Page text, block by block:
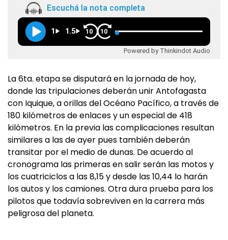
Escuchá la nota completa
1 1.5 10 10
Powered by Thinkindot Audio
La 6ta. etapa se disputará en la jornada de hoy,
donde las tripulaciones deberán unir Antofagasta
con Iquique, a orillas del Océano Pacífico, a través de
180 kilómetros de enlaces y un especial de 418
kilómetros. En la previa las complicaciones resultan
similares a las de ayer pues también deberán
transitar por el medio de dunas. De acuerdo al
cronograma las primeras en salir serán las motos y
los cuatriciclos a las 8,15 y desde las 10,44 lo harán
los autos y los camiones. Otra dura prueba para los
pilotos que todavía sobreviven en la carrera más
peligrosa del planeta.